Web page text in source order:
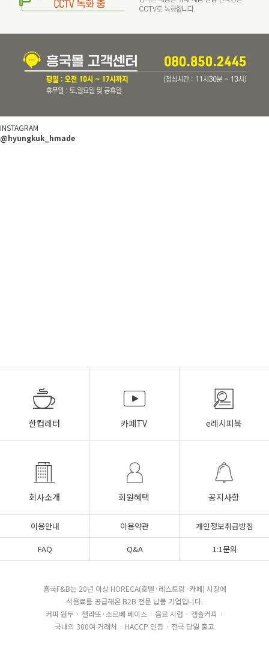
INSTAGRAM
@hyungkuk_hmade
한컵레터 카페TV e레시피북
회사소개 회원혜택 공지사항
이용안내 이용약관
개인정보취급방침
FAQ
Q&A 1:1문의
흥국F&B는 20년 이상 HORECA(호텔·레스토랑·카페) 시장에
식음료를 공급해온 B2B 전문 납품 기업입니다.
커피 원두 · 젤라또·소르베 베이스 · 음료 시럽 · 캡슐커피 ·
국내외 300여 거래처 · HACCP 인증 · 전국 당일 출고